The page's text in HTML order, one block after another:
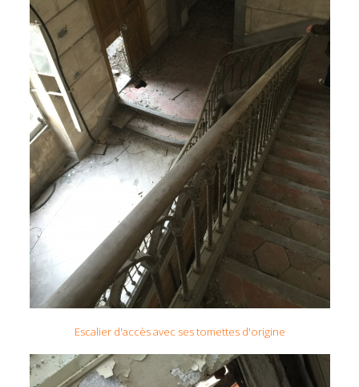
Escalier d'accès avec ses tomettes d'origine